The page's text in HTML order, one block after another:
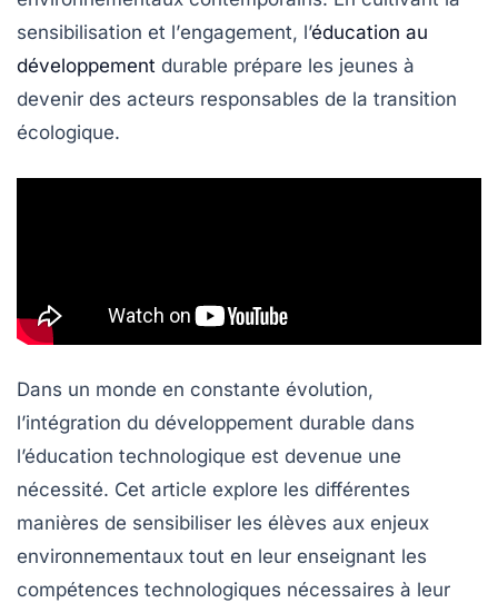
sensibilisation et l’engagement, l’éducation au
développement durable prépare les jeunes à
devenir des acteurs responsables de la transition
écologique.
Dans un monde en constante évolution,
l’intégration du développement durable dans
l’éducation technologique est devenue une
nécessité. Cet article explore les différentes
manières de sensibiliser les élèves aux enjeux
environnementaux tout en leur enseignant les
compétences technologiques nécessaires à leur